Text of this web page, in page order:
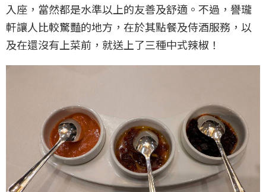
入座，當然都是水準以上的友善及舒適。不過，譽瓏
軒讓人比較驚豔的地方，在於其點餐及侍酒服務，以
及在還沒有上菜前，就送上了三種中式辣椒！